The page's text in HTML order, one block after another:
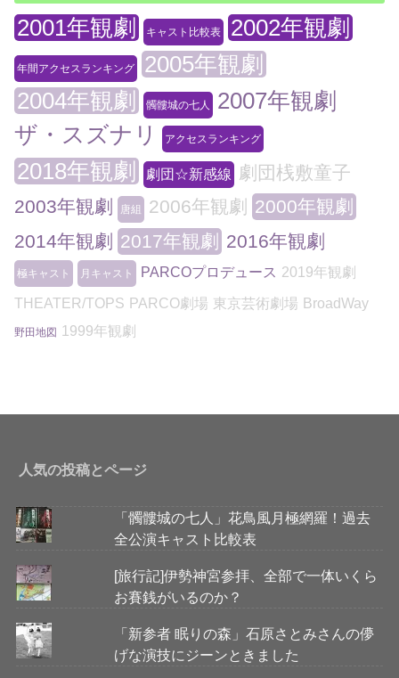
2001年観劇 キャスト比較表 2002年観劇
年間アクセスランキング
2005年観劇
2004年観劇
髑髏城の七人
2007年観劇
ザ・スズナリ
アクセスランキング
2018年観劇 劇団☆新感線
劇団桟敷童子
2003年観劇
唐組 2006年観劇
2000年観劇
2014年観劇 2017年観劇 2016年観劇
極キャスト 月キャスト PARCOプロデュース 2019年観劇
THEATER/TOPS PARCO劇場 東京芸術劇場 BroadWay
野田地図 1999年観劇
人気の投稿とページ
「髑髏城の七人」花鳥風月極網羅！過去
全公演キャスト比較表
[旅行記]伊勢神宮参拝、全部で一体いくら
お賽銭がいるのか？
「新参者 眠りの森」石原さとみさんの儚
げな演技にジーンときました